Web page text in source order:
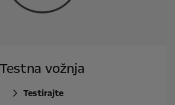
Testna vožnja
Testirajte